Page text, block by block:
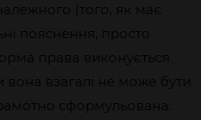
(того, як має
пояснення, просто
права виконується
взагалі не може бути
сформульована.